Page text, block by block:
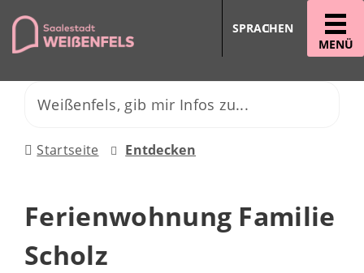
MENÜ
SPRACHEN
Startseite Entdecken
Ferienwohnung Familie
Scholz